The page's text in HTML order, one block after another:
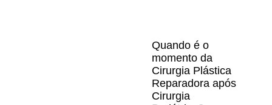
Quando é o
momento da
Cirurgia Plástica
Reparadora após
Cirurgia